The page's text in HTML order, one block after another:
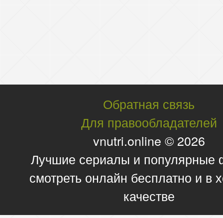
Обратная связь
Для правообладателей
vnutri.online © 2026
Лучшие сериалы и
смотреть онлайн бесплатно и в
качестве